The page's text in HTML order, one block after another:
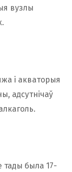
вузлы
і акваторыя
адсутнічаў
тады была 17-